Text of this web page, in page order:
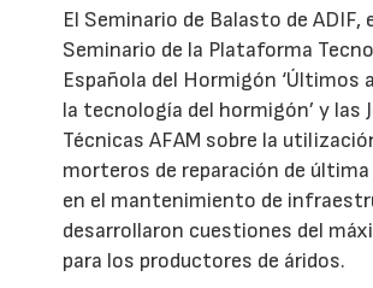
El Seminario de Balasto de ADIF,
Seminario de la Plataforma
Española del Hormigón ‘Últimos
la tecnología del hormigón’ y las
Técnicas AFAM sobre la
morteros de reparación de
en el mantenimiento de
desarrollaron cuestiones del
para los productores de áridos.